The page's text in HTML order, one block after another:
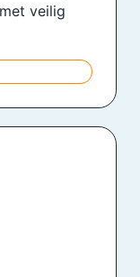
veilig